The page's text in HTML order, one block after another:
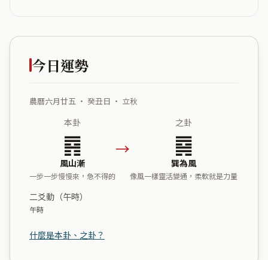
今日運勢
農曆六月廿五 ・ 癸丑日 ・ 立秋
本卦
䷴
風山漸
一步一步慢慢來，急不得的
→
之卦
䷸
巽為風
像風一樣靈活變通，柔軟就是力量
二爻動（午時）
午時
什麼是本卦、之卦？